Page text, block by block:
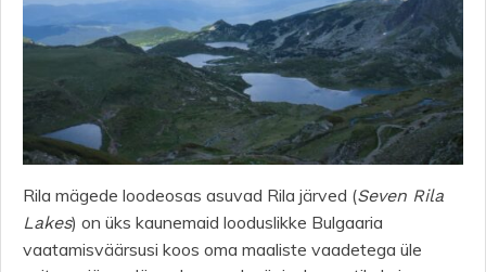
Rila mägede loodeosas asuvad Rila järved (Seven Rila
Lakes) on üks kaunemaid looduslikke Bulgaaria
vaatamisväärsusi koos oma maaliste vaadetega üle